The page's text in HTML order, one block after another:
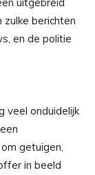
berichten
en de politie
veel onduidelijk
getuigen,
in beeld